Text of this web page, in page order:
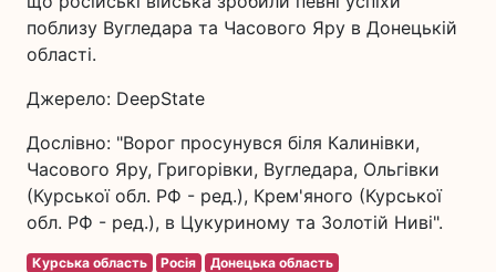
поблизу Вугледара та Часового Яру в Донецькій
області.
Джерело: DeepState
Дослівно: "Ворог просунувся біля Калинівки,
Часового Яру, Григорівки, Вугледара, Ольгівки
(Курської обл. РФ - ред.), Крем'яного (Курської
обл. РФ - ред.), в Цукуриному та Золотій Ниві".
Курська область Росія
Донецька область